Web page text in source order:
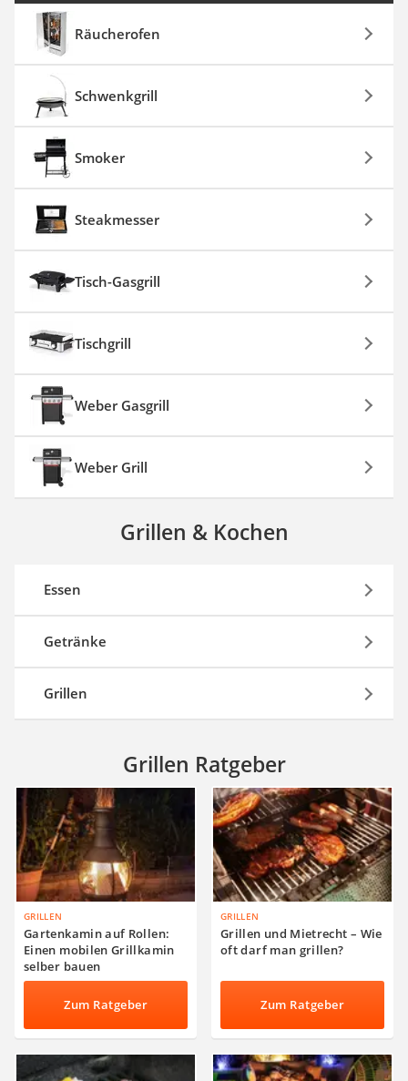
Räucherofen
Schwenkgrill
Smoker
Steakmesser
Tisch-Gasgrill
Tischgrill
Weber Gasgrill
Weber Grill
Grillen & Kochen
Essen
Getränke
Grillen
Grillen Ratgeber
GRILLEN
Gartenkamin auf Rollen:
Einen mobilen Grillkamin
selber bauen
Zum Ratgeber
GRILLEN
Grillen und Mietrecht – Wie
oft darf man grillen?
Zum Ratgeber